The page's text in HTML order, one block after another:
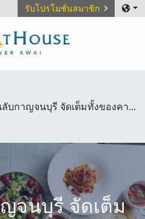
รับโปรโมชั่นสมาชิก
กาญจนบุรี จัดเต็มทั้งของคาว ของหวาน
จนบุรี จัดเต็ม